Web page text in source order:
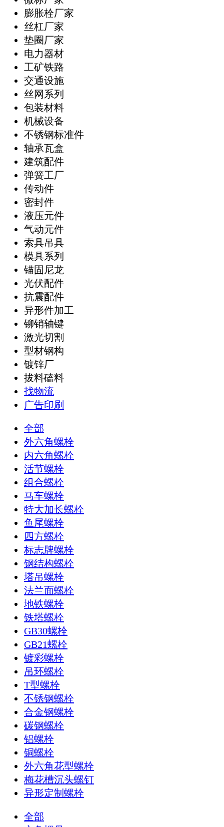
膨胀栓厂家
丝杠厂家
垫圈厂家
电力器材
工矿铁路
交通设施
丝网系列
包装材料
机械设备
不锈钢标准件
轴承瓦盒
建筑配件
弹簧工厂
传动件
密封件
液压元件
气动元件
索具吊具
模具系列
锚固尼龙
光伏配件
抗震配件
异形件加工
铆销轴键
激光切割
型材钢构
镀锌厂
拔料磕料
找物流
广告印刷
全部
外六角螺栓
内六角螺栓
活节螺栓
组合螺栓
马车螺栓
特大加长螺栓
鱼尾螺栓
四方螺栓
标志牌螺栓
钢结构螺栓
塔吊螺栓
法兰面螺栓
地铁螺栓
铁塔螺栓
GB30螺栓
GB21螺栓
镀彩螺栓
吊环螺栓
T型螺栓
不锈钢螺栓
合金钢螺栓
碳钢螺栓
铝螺栓
铜螺栓
外六角花型螺栓
梅花槽沉头螺钉
异形定制螺栓
全部